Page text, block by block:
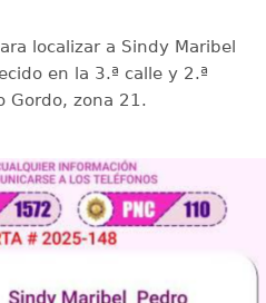
localizar a Sindy Maribel
en la 3.ª calle y 2.ª
Gordo, zona 21.